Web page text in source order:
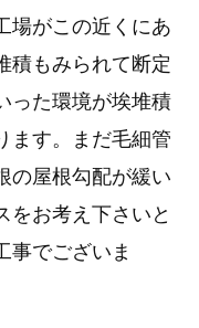
場がこの近くにあ
積もみられて断定
った環境が埃堆積
ます。まだ毛細管
の屋根勾配が緩い
をお考え下さいと
事でございま